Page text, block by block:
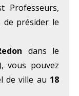
Professeurs,
de présider le
dans le
vous pouvez
de ville au 18